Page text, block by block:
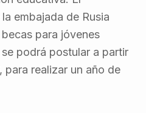
embajada de Rusia
para jóvenes
podrá postular a partir
realizar un año de